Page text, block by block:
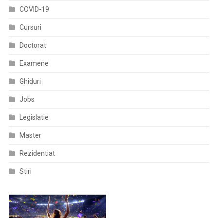
COVID-19
Cursuri
Doctorat
Examene
Ghiduri
Jobs
Legislatie
Master
Rezidentiat
Stiri